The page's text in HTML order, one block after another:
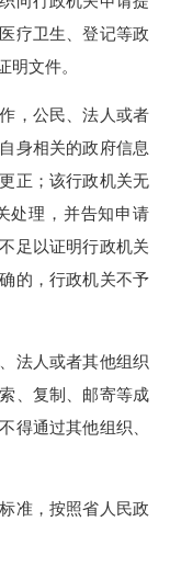
疗卫生、登记等政
明文件。
，公民、法人或者
身相关的政府信息
正；该行政机关无
处理，并告知申请
足以证明行政机关
的，行政机关不予
人或者其他组织
、复制、邮寄等成
得通过其他组织、
准，按照省人民政